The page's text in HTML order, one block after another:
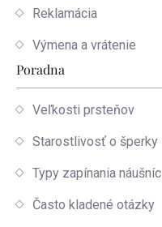
Reklamácia
Výmena a vrátenie
Poradna
Veľkosti prsteňov
Starostlivosť o šperky
Typy zapínania náušníc
Často kladené otázky